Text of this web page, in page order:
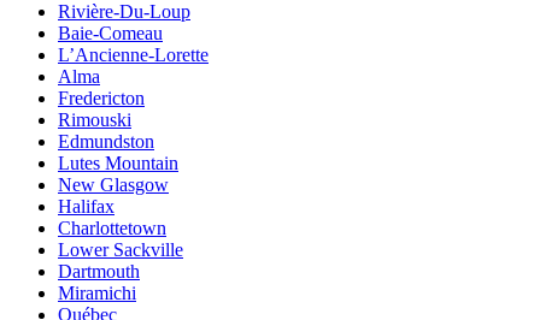
Rivière-Du-Loup
Baie-Comeau
L’Ancienne-Lorette
Alma
Fredericton
Rimouski
Edmundston
Lutes Mountain
New Glasgow
Halifax
Charlottetown
Lower Sackville
Dartmouth
Miramichi
Québec